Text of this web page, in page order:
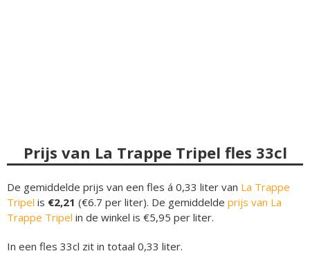
Prijs van La Trappe Tripel fles 33cl
De gemiddelde prijs van een fles á 0,33 liter van La Trappe
Tripel is €2,21 (€6.7 per liter). De gemiddelde prijs van La
Trappe Tripel in de winkel is €5,95 per liter.
In een fles 33cl zit in totaal 0,33 liter.